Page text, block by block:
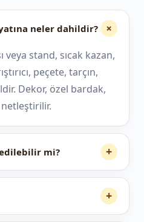
neler dahildir? +
veya stand, sıcak kazan,
peçete, tarçın,
Dekor, özel bardak,
edilebilir mi? +
+